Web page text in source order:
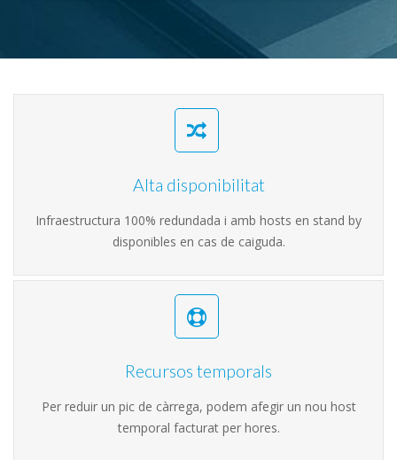
Alta disponibilitat
Infraestructura 100% redundada i amb hosts en stand by
disponibles en cas de caiguda.
Recursos temporals
Per reduir un pic de càrrega, podem afegir un nou host
temporal facturat per hores.